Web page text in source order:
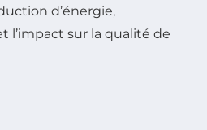
d’énergie,
l’impact sur la qualité de